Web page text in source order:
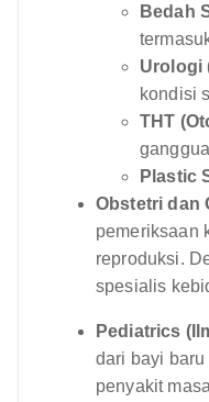
Bedah
Urologi
kondisi
THT
Plastic
Obstetri dan
pemeriksaan
reproduksi.
spesialis
Pediatrics
dari bayi
penyakit